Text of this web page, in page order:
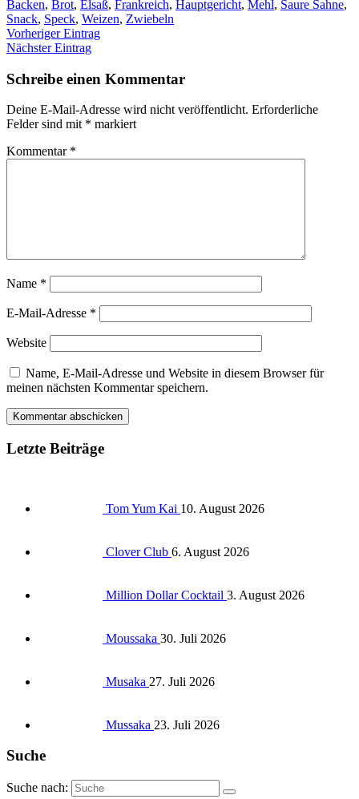
Backen, Brot, Elsaß, Frankreich, Hauptgericht, Mehl, Saure Sahne,
Snack, Speck, Weizen, Zwiebeln
Vorheriger Eintrag
Nächster Eintrag
Schreibe einen Kommentar
Deine E-Mail-Adresse wird nicht veröffentlicht. Erforderliche
Felder sind mit * markiert
Kommentar *
Name *
E-Mail-Adresse *
Website
Name, E-Mail-Adresse und Website in diesem Browser für
meinen nächsten Kommentar speichern.
Letzte Beiträge
Tom Yum Kai 10. August 2026
Clover Club 6. August 2026
Million Dollar Cocktail 3. August 2026
Moussaka 30. Juli 2026
Musaka 27. Juli 2026
Mussaka 23. Juli 2026
Suche
Suche nach: